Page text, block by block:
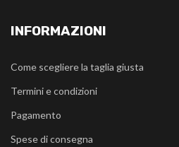
INFORMAZIONI
Come scegliere la taglia giusta
Termini e condizioni
Pagamento
Spese di consegna